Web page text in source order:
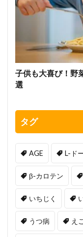
子供も大喜び！野
選
タグ
AGE L-ド
β-カロテン
いちじく
うつ病 え